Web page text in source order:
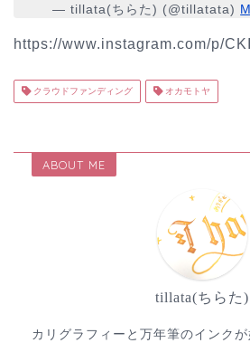
— tillata(ちらた) (@tillatata)
https://www.instagram.com/p/
クラウドファンディング オカモトヤ
ABOUT ME
tillata(ちらた)
カリグラフィーと万年筆のインク